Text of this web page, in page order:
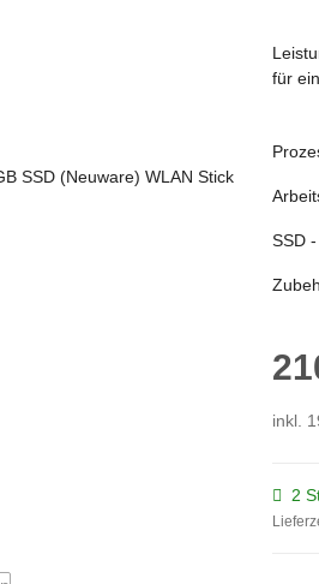
für
SSD
inkl.
2